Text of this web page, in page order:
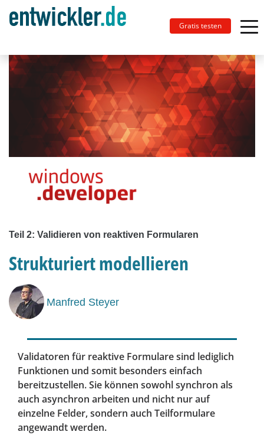
Gratis testen
Teil 2: Validieren von reaktiven Formularen
Strukturiert modellieren
Manfred Steyer
Validatoren für reaktive Formulare sind lediglich
Funktionen und somit besonders einfach
bereitzustellen. Sie können sowohl synchron als
auch asynchron arbeiten und nicht nur auf
einzelne Felder, sondern auch Teilformulare
angewandt werden.